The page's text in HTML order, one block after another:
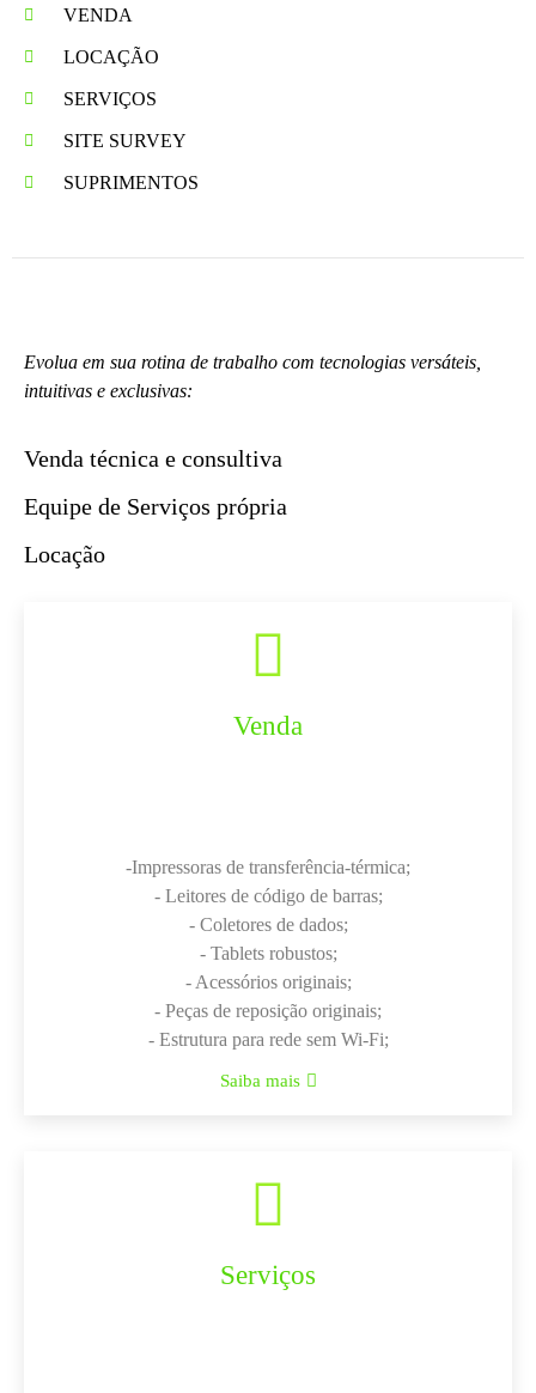
VENDA
LOCAÇÃO
SERVIÇOS
SITE SURVEY
SUPRIMENTOS
Evolua em sua rotina de trabalho com tecnologias versáteis,
intuitivas e exclusivas:
Venda técnica e consultiva
Equipe de Serviços própria
Locação
Venda
-Impressoras de transferência-térmica;
- Leitores de código de barras;
- Coletores de dados;
- Tablets robustos;
- Acessórios originais;
- Peças de reposição originais;
- Estrutura para rede sem Wi-Fi;
Saiba mais
Serviços